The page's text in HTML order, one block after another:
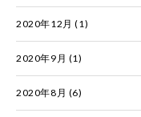
2020年12月 (1)
2020年9月 (1)
2020年8月 (6)